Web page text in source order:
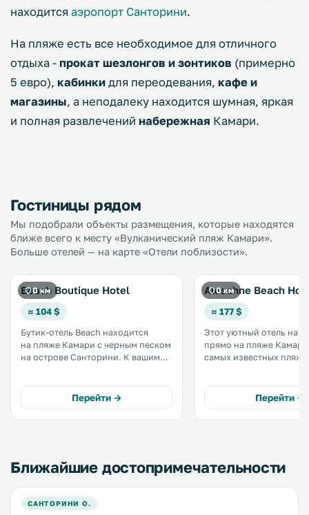
находится аэропорт Санторини.
На пляже есть все необходимое для отличного
отдыха - прокат шезлонгов и зонтиков (примерно
5 евро), кабинки для переодевания, кафе и
магазины, а неподалеку находится шумная, яркая
и полная развлечений набережная Камари.
Гостиницы рядом
Мы подобрали объекты размещения, которые находятся
ближе всего к месту «Вулканический пляж Камари».
Больше отелей — на карте «Отели поблизости».
0 км
Beach Boutique Hotel
≈ 104 $
Бутик-отель Beach находится
на пляже Камари с черным песком
на острове Санторини. К вашим
кондиционерами и видом на
Эгейское море, сад или
окрестности. .
Перейти →
0 км
Alesahne Beach
≈ 177 $
Этот уютный отель
прямо на пляже
самых известных
Перейти →
Ближайшие достопримечательности
САНТОРИНИ О.